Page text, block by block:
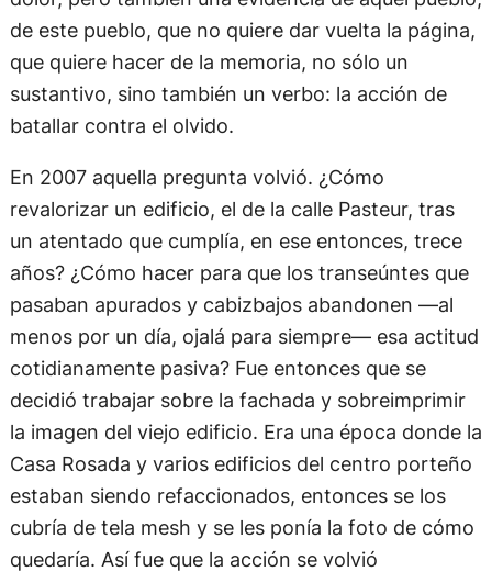
de este pueblo, que no quiere dar vuelta la página,
que quiere hacer de la memoria, no sólo un
sustantivo, sino también un verbo: la acción de
batallar contra el olvido.
En 2007 aquella pregunta volvió. ¿Cómo
revalorizar un edificio, el de la calle Pasteur, tras
un atentado que cumplía, en ese entonces, trece
años? ¿Cómo hacer para que los transeúntes que
pasaban apurados y cabizbajos abandonen —al
menos por un día, ojalá para siempre— esa actitud
cotidianamente pasiva? Fue entonces que se
decidió trabajar sobre la fachada y sobreimprimir
la imagen del viejo edificio. Era una época donde la
Casa Rosada y varios edificios del centro porteño
estaban siendo refaccionados, entonces se los
cubría de tela mesh y se les ponía la foto de cómo
quedaría. Así fue que la acción se volvió